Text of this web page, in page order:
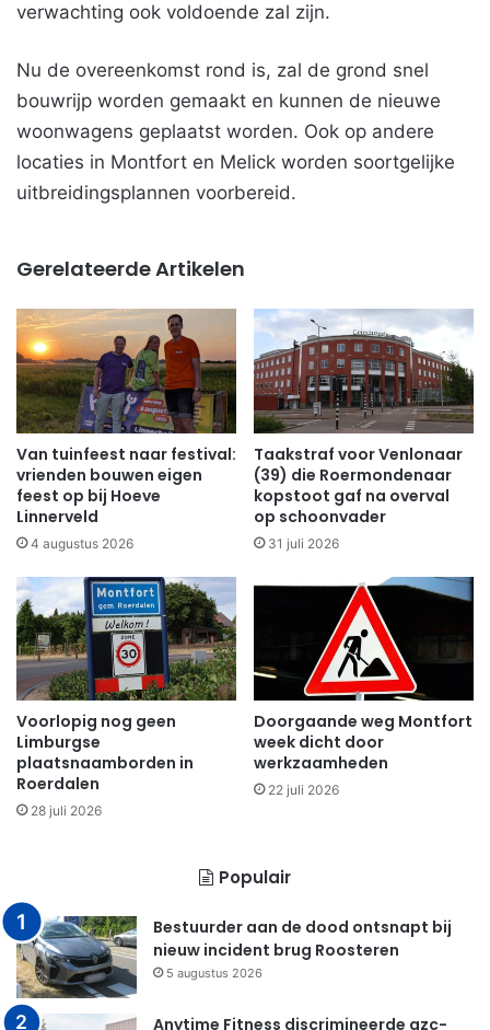
verwachting ook voldoende zal zijn.
Nu de overeenkomst rond is, zal de grond snel
bouwrijp worden gemaakt en kunnen de nieuwe
woonwagens geplaatst worden. Ook op andere
locaties in Montfort en Melick worden soortgelijke
uitbreidingsplannen voorbereid.
Gerelateerde Artikelen
Van tuinfeest naar festival:
vrienden bouwen eigen
feest op bij Hoeve
Linnerveld
4 augustus 2026
Taakstraf voor Venlonaar
(39) die Roermondenaar
kopstoot gaf na overval
op schoonvader
31 juli 2026
Voorlopig nog geen
Limburgse
plaatsnaamborden in
Roerdalen
28 juli 2026
Doorgaande weg Montfort
week dicht door
werkzaamheden
22 juli 2026
Populair
Bestuurder aan de dood ontsnapt bij
nieuw incident brug Roosteren
5 augustus 2026
Anytime Fitness discrimineerde azc-